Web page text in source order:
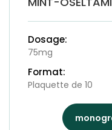
Dosage:
75mg
Format:
Plaquette de 10